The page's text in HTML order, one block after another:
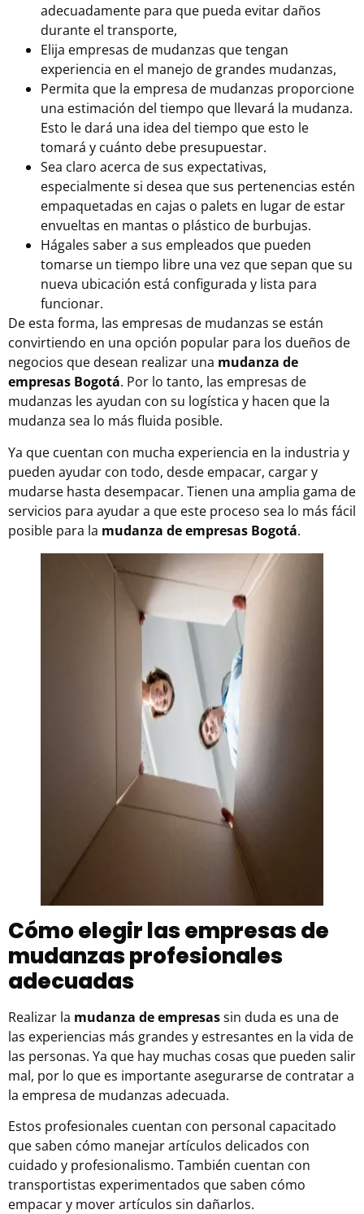
adecuadamente para que pueda evitar daños
durante el transporte,
Elija empresas de mudanzas que tengan
experiencia en el manejo de grandes mudanzas,
Permita que la empresa de mudanzas proporcione
una estimación del tiempo que llevará la mudanza.
Esto le dará una idea del tiempo que esto le
tomará y cuánto debe presupuestar.
Sea claro acerca de sus expectativas,
especialmente si desea que sus pertenencias estén
empaquetadas en cajas o palets en lugar de estar
envueltas en mantas o plástico de burbujas.
Hágales saber a sus empleados que pueden
tomarse un tiempo libre una vez que sepan que su
nueva ubicación está configurada y lista para
funcionar.
De esta forma, las empresas de mudanzas se están
convirtiendo en una opción popular para los dueños de
negocios que desean realizar una mudanza de
empresas Bogotá. Por lo tanto, las empresas de
mudanzas les ayudan con su logística y hacen que la
mudanza sea lo más fluida posible.
Ya que cuentan con mucha experiencia en la industria y
pueden ayudar con todo, desde empacar, cargar y
mudarse hasta desempacar. Tienen una amplia gama de
servicios para ayudar a que este proceso sea lo más fácil
posible para la mudanza de empresas Bogotá.
Cómo elegir las empresas de
mudanzas profesionales
adecuadas
Realizar la mudanza de empresassin duda es una de
las experiencias más grandes y estresantes en la vida de
las personas. Ya que hay muchas cosas que pueden salir
mal, por lo que es importante asegurarse de contratar a
la empresa de mudanzas adecuada.
Estos profesionales cuentan con personal capacitado
que saben cómo manejar artículos delicados con
cuidado y profesionalismo. También cuentan con
transportistas experimentados que saben cómo
empacar y mover artículos sin dañarlos.